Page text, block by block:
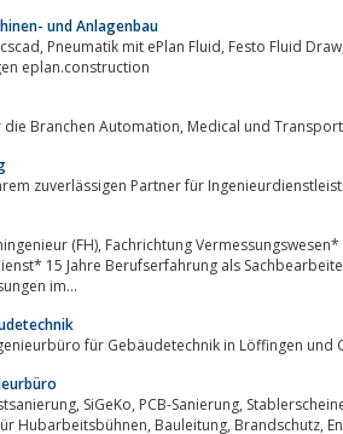
und Anlagenbau
eplan.construction
Führender Entwicklungsdienstleister für die Branchen Automation, Medical
zuverlässigen Partner für
für den gehobenen
15 Jahre Berufserfahrung als
im...
furtwängler&burkhardt gbr, Ingenieurbüro für Gebäudetechnik in Löffingen